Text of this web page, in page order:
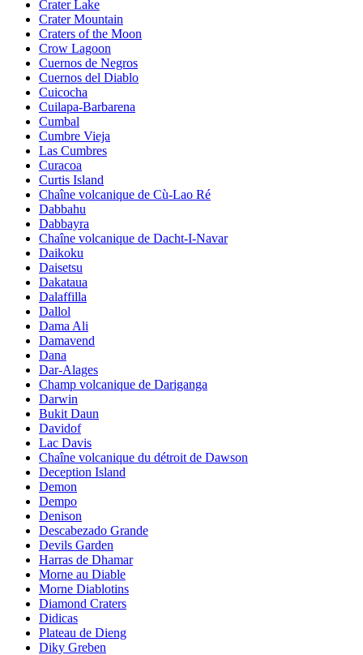
Crater Lake
Crater Mountain
Craters of the Moon
Crow Lagoon
Cuernos de Negros
Cuernos del Diablo
Cuicocha
Cuilapa-Barbarena
Cumbal
Cumbre Vieja
Las Cumbres
Curacoa
Curtis Island
Chaîne volcanique de Cù-Lao Ré
Dabbahu
Dabbayra
Chaîne volcanique de Dacht-I-Navar
Daikoku
Daisetsu
Dakataua
Dalaffilla
Dallol
Dama Ali
Damavend
Dana
Dar-Alages
Champ volcanique de Dariganga
Darwin
Bukit Daun
Davidof
Lac Davis
Chaîne volcanique du détroit de Dawson
Deception Island
Demon
Dempo
Denison
Descabezado Grande
Devils Garden
Harras de Dhamar
Morne au Diable
Morne Diablotins
Diamond Craters
Didicas
Plateau de Dieng
Diky Greben